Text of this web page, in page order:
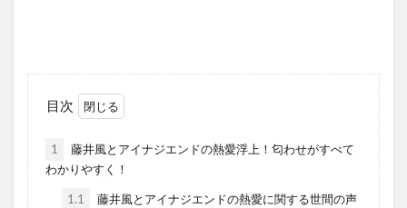
目次
1
藤井風とアイナジエンドの熱愛浮上！匂わせがすべて
わかりやすく！
1.1 藤井風とアイナジエンドの熱愛に関する世間の声